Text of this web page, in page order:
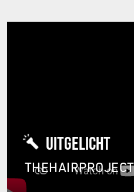
UITGELICHT
THEHAIRPROJECT